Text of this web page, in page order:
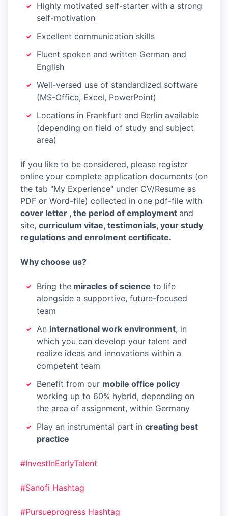
Highly motivated self-starter with a strong
self-motivation
Excellent communication skills
Fluent spoken and written German and
English
Well-versed use of standardized software
(MS-Office, Excel, PowerPoint)
Locations in Frankfurt and Berlin available
(depending on field of study and subject
area)
If you like to be considered, please register
online your complete application documents (on
the tab "My Experience" under CV/Resume as
PDF or Word-file) collected in one pdf-file with
cover letter , the period of employment and
site, curriculum vitae, testimonials, your study
regulations and enrolment certificate.
Why choose us?
Bring the miracles of science to life
alongside a supportive, future-focused
team
An international work environment, in
which you can develop your talent and
realize ideas and innovations within a
competent team
Benefit from our mobile office policy
working up to 60% hybrid, depending on
the area of assignment, within Germany
Play an instrumental part in creating best
practice
#InvestInEarlyTalent
#Sanofi Hashtag
#Pursueprogress Hashtag